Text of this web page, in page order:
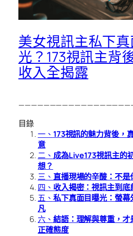
美女視訊主私下
光？173視訊主背
收入全揭露
目錄
一、 173視訊的魅力背後，
意
二、 成為Live173視訊主的
想？
三、 直播現場的辛酸：不
四、 收入揭密：視訊主到底
五、 私下真面目曝光：螢
凡
六、 結語：理解與尊重，才
正確態度